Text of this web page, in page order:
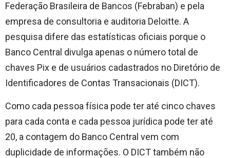
Federação Brasileira de Bancos (Febraban) e pela
empresa de consultoria e auditoria Deloitte. A
pesquisa difere das estatísticas oficiais porque o
Banco Central divulga apenas o número total de
chaves Pix e de usuários cadastrados no Diretório de
Identificadores de Contas Transacionais (DICT).
Como cada pessoa física pode ter até cinco chaves
para cada conta e cada pessoa jurídica pode ter até
20, a contagem do Banco Central vem com
duplicidade de informações. O DICT também não